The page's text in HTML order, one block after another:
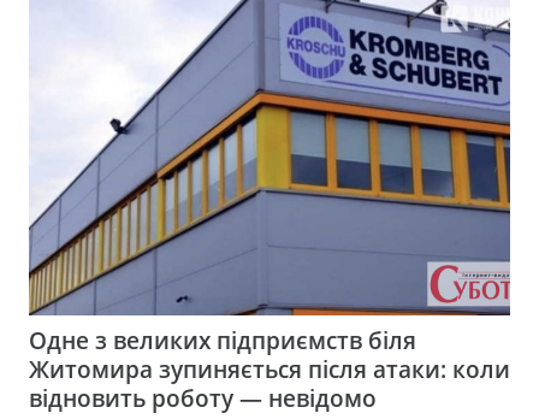
Одне з великих підприємств біля
Житомира зупиняється після атаки: коли
відновить роботу — невідомо